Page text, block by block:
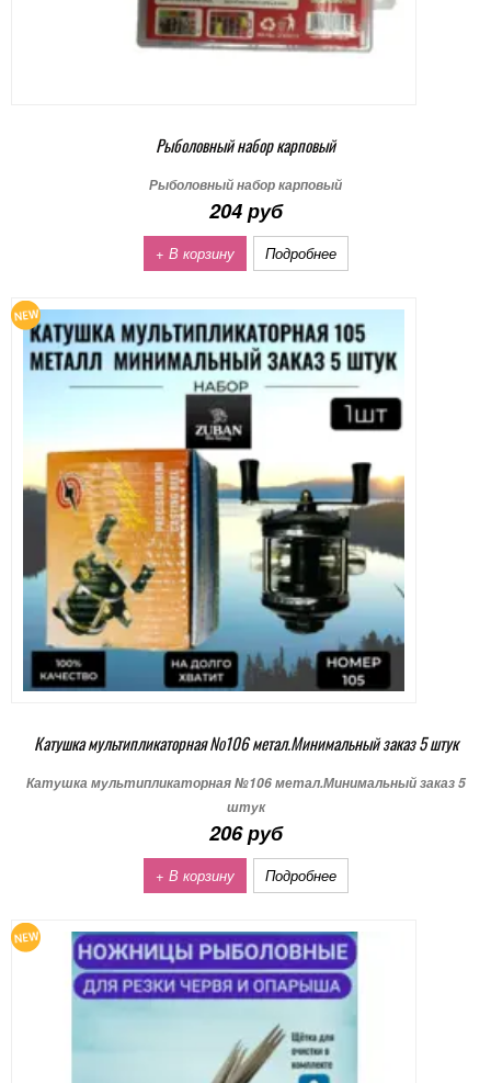
Рыболовный набор карповый
Рыболовный набор карповый
204 руб
+ В корзину Подробнее
Катушка мультипликаторная №106 метал.Минимальный заказ 5 штук
Катушка мультипликаторная №106 метал.Минимальный заказ 5
штук
206 руб
+ В корзину Подробнее